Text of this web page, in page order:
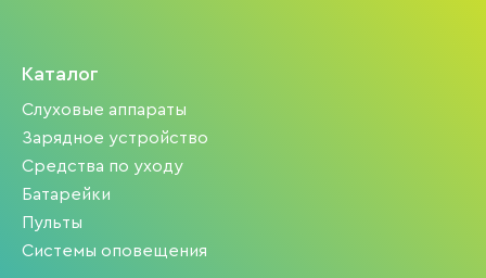
Каталог
Слуховые аппараты
Зарядное устройство
Средства по уходу
Батарейки
Пульты
Системы оповещения